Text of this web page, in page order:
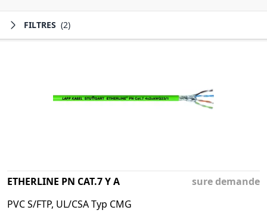
FILTRES (2)
ETHERLINE PN CAT.7 Y A
PVC S/FTP, UL/CSA Typ CMG
sure demande